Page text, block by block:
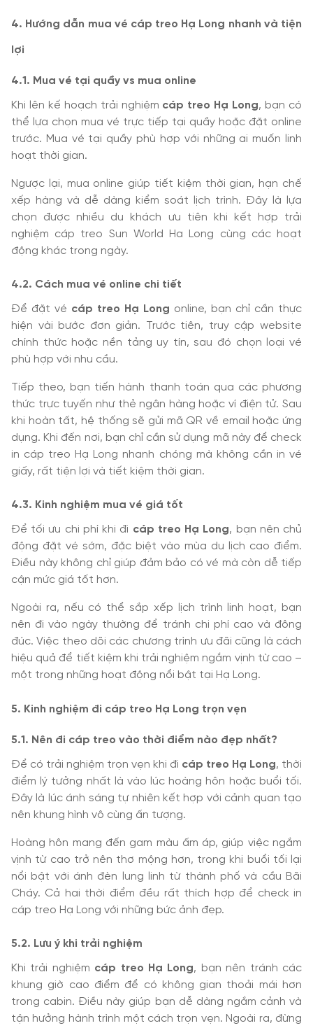
4. Hướng dẫn mua vé cáp treo Hạ Long nhanh và tiện
lợi
4.1. Mua vé tại quầy vs mua online
Khi lên kế hoạch trải nghiệm cáp treo Hạ Long, bạn có
thể lựa chọn mua vé trực tiếp tại quầy hoặc đặt online
trước. Mua vé tại quầy phù hợp với những ai muốn linh
hoạt thời gian.
Ngược lại, mua online giúp tiết kiệm thời gian, hạn chế
xếp hàng và dễ dàng kiểm soát lịch trình. Đây là lựa
chọn được nhiều du khách ưu tiên khi kết hợp trải
nghiệm cáp treo Sun World Ha Long cùng các hoạt
động khác trong ngày.
4.2. Cách mua vé online chi tiết
Để đặt vé cáp treo Hạ Long online, bạn chỉ cần thực
hiện vài bước đơn giản. Trước tiên, truy cập website
chính thức hoặc nền tảng uy tín, sau đó chọn loại vé
phù hợp với nhu cầu.
Tiếp theo, bạn tiến hành thanh toán qua các phương
thức trực tuyến như thẻ ngân hàng hoặc ví điện tử. Sau
khi hoàn tất, hệ thống sẽ gửi mã QR về email hoặc ứng
dụng. Khi đến nơi, bạn chỉ cần sử dụng mã này để check
in cáp treo Hạ Long nhanh chóng mà không cần in vé
giấy, rất tiện lợi và tiết kiệm thời gian.
4.3. Kinh nghiệm mua vé giá tốt
Để tối ưu chi phí khi đi cáp treo Hạ Long, bạn nên chủ
động đặt vé sớm, đặc biệt vào mùa du lịch cao điểm.
Điều này không chỉ giúp đảm bảo có vé mà còn dễ tiếp
cận mức giá tốt hơn.
Ngoài ra, nếu có thể sắp xếp lịch trình linh hoạt, bạn
nên đi vào ngày thường để tránh chi phí cao và đông
đúc. Việc theo dõi các chương trình ưu đãi cũng là cách
hiệu quả để tiết kiệm khi trải nghiệm ngắm vịnh từ cao –
một trong những hoạt động nổi bật tại Hạ Long.
5. Kinh nghiệm đi cáp treo Hạ Long trọn vẹn
5.1. Nên đi cáp treo vào thời điểm nào đẹp nhất?
Để có trải nghiệm trọn vẹn khi đi cáp treo Hạ Long, thời
điểm lý tưởng nhất là vào lúc hoàng hôn hoặc buổi tối.
Đây là lúc ánh sáng tự nhiên kết hợp với cảnh quan tạo
nên khung hình vô cùng ấn tượng.
Hoàng hôn mang đến gam màu ấm áp, giúp việc ngắm
vịnh từ cao trở nên thơ mộng hơn, trong khi buổi tối lại
nổi bật với ánh đèn lung linh từ thành phố và cầu Bãi
Cháy. Cả hai thời điểm đều rất thích hợp để check in
cáp treo Hạ Long với những bức ảnh đẹp.
5.2. Lưu ý khi trải nghiệm
Khi trải nghiệm cáp treo Hạ Long, bạn nên tránh các
khung giờ cao điểm để có không gian thoải mái hơn
trong cabin. Điều này giúp bạn dễ dàng ngắm cảnh và
tận hưởng hành trình một cách trọn vẹn. Ngoài ra, đừng